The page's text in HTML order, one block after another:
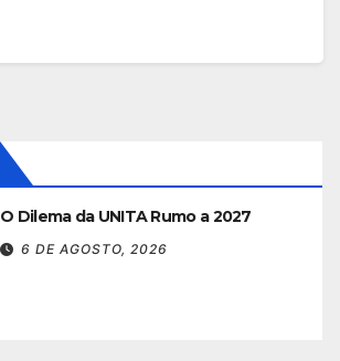
O Dilema da UNITA Rumo a 2027
6 DE AGOSTO, 2026